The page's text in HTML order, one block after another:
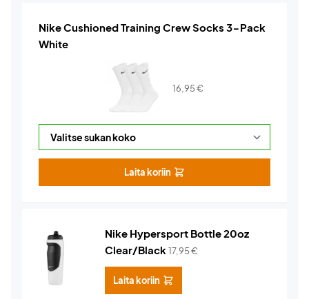
Nike Cushioned Training Crew Socks 3-Pack
White
16,95€
Laita koriin
Nike Hypersport Bottle 20oz
Clear/Black17,95€
Laita koriin